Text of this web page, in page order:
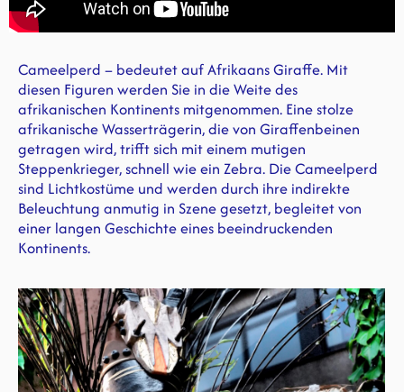
Cameelperd – bedeutet auf Afrikaans Giraffe. Mit
diesen Figuren werden Sie in die Weite des
afrikanischen Kontinents mitgenommen. Eine stolze
afrikanische Wasserträgerin, die von Giraffenbeinen
getragen wird, trifft sich mit einem mutigen
Steppenkrieger, schnell wie ein Zebra. Die Cameelperd
sind Lichtkostüme und werden durch ihre indirekte
Beleuchtung anmutig in Szene gesetzt, begleitet von
einer langen Geschichte eines beeindruckenden
Kontinents.